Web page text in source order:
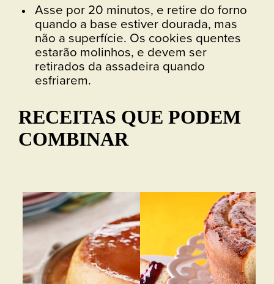
Asse por 20 minutos, e retire do forno
quando a base estiver dourada, mas
não a superfície. Os cookies quentes
estarão molinhos, e devem ser
retirados da assadeira quando
esfriarem.
RECEITAS QUE PODEM
COMBINAR